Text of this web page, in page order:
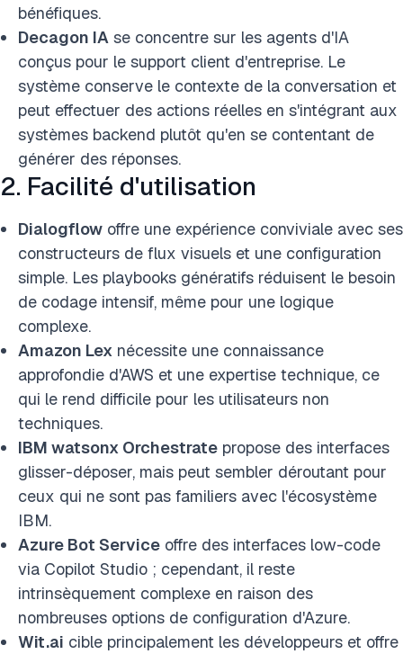
bénéfiques.
Decagon IA se concentre sur les agents d'IA
conçus pour le support client d'entreprise. Le
système conserve le contexte de la conversation et
peut effectuer des actions réelles en s'intégrant aux
systèmes backend plutôt qu'en se contentant de
générer des réponses.
2. Facilité d'utilisation
Dialogflow offre une expérience conviviale avec ses
constructeurs de flux visuels et une configuration
simple. Les playbooks génératifs réduisent le besoin
de codage intensif, même pour une logique
complexe.
Amazon Lex nécessite une connaissance
approfondie d'AWS et une expertise technique, ce
qui le rend difficile pour les utilisateurs non
techniques.
IBM watsonx Orchestrate propose des interfaces
glisser-déposer, mais peut sembler déroutant pour
ceux qui ne sont pas familiers avec l'écosystème
IBM.
Azure Bot Service offre des interfaces low-code
via Copilot Studio ; cependant, il reste
intrinsèquement complexe en raison des
nombreuses options de configuration d'Azure.
Wit.ai cible principalement les développeurs et offre